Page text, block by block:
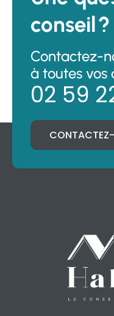
conseil ?
Contactez-
à toutes vos
02 59